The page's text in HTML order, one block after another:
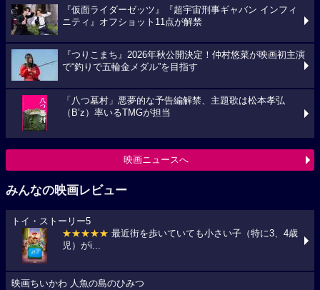
『仮面ライダーゼッツ』『超宇宙刑事ギャバン インフィ
ニティ』オフショット11点が解禁
『つりこまち』2026年秋公開決定！仲村悠菜が映画初主演
で“釣りで五輪金メダル”を目指す
「八つ墓村」悪夢的な予告編解禁、主題歌は松本孝弘
（B’z）率いるTMGが担当
映画ニュースへ
みんなの映画レビュー
トイ・ストーリー5
★★★★★ 最近街を歩いていても小さい子（特に3、4歳
児）がi...
映画ちいかわ 人魚の島のひみつ